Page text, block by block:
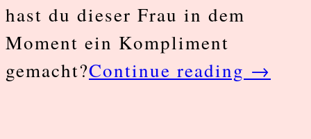
hast du dieser Frau in dem
Moment ein Kompliment
gemacht?Continue reading Wie
→